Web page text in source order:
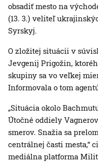
obsadiť mesto na
(13. 3.) veliteľ
Syrskyj.
O zložitej situácii v
Jevgenij Prigožin,
skupiny sa vo veľkej
Informovala o tom
„Situácia okolo
Útočné oddiely
smerov. Snažia sa
centrálnej časti mesta,“
mediálna platforma